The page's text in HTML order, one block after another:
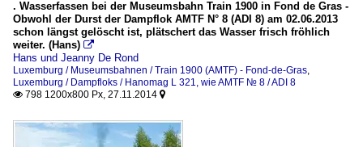
. Wasserfassen bei der Museumsbahn Train 1900 in Fond de Gras -
Obwohl der Durst der Dampflok AMTF N° 8 (ADI 8) am 02.06.2013
schon längst gelöscht ist, plätschert das Wasser frisch fröhlich
weiter. (Hans) 
Hans und Jeanny De Rond
Luxemburg / Museumsbahnen / Train 1900 (AMTF) - Fond-de-Gras,
Luxemburg / Dampfloks / Hanomag L 321, wie AMTF № 8 / ADI 8
 798 1200x800 Px, 27.11.2014 